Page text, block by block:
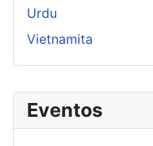
Eventos
Urdu
Vietnamita